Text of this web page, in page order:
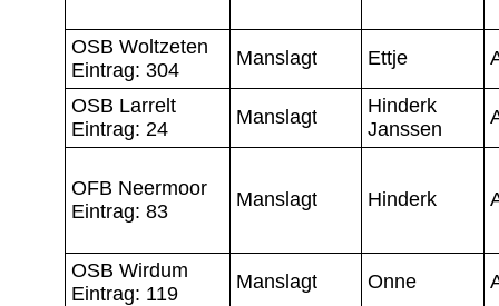
OSB Woltzeten
Eintrag: 304
Manslagt Ettje
OSB Larrelt
Eintrag: 24
Manslagt
Hinderk
Janssen
OFB Neermoor
Eintrag: 83
Manslagt Hinderk
OSB Wirdum
Eintrag: 119
Manslagt Onne